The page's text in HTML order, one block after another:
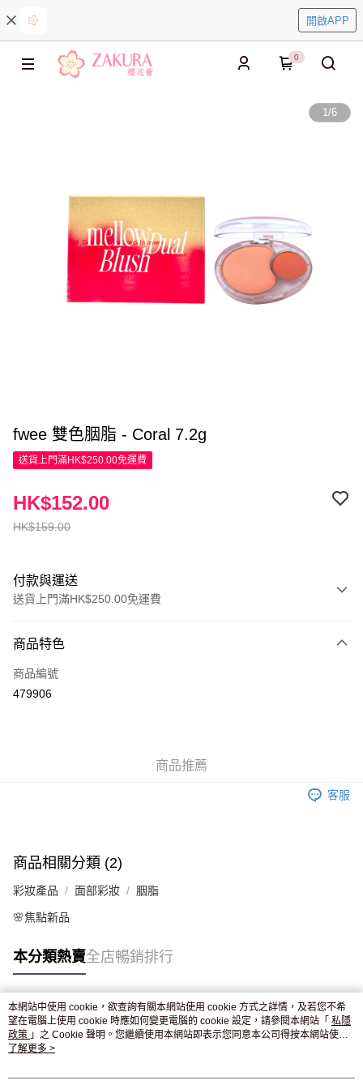
開啟APP
0
1/6
fwee 雙色胭脂 - Coral 7.2g
送貨上門滿HK$250.00免運費
HK$159.00
HK$152.00
付款與運送
送貨上門滿HK$250.00免運費
信用卡
Apple Pay
商品特色
商品編號
479906
商品推薦
客服
商品相關分類 (2)
彩妝產品 面部彩妝 胭脂
🌸焦點新品
本分類熱賣全店暢銷排行
熱門標籤
熱銷排行
本網站中使用 cookie，欲查詢有關本網站使用 cookie 方式之詳情，及若您不希
望在電腦上使用 cookie 時應如何變更電腦的 cookie 設定，請參閱本網站「 私隱
政策 」之 Cookie 聲明。您繼續使用本網站即表示您同意本公司得按本網站使用
條款之 Cookie 聲明使用 cookie。
了解更多 >